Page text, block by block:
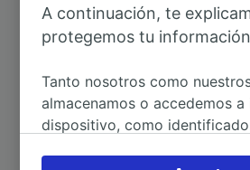
A continuación, te
protegemos tu
Tanto nosotros como
almacenamos o accedemos
dispositivo, como